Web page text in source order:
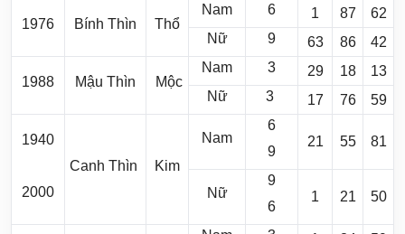
1976 Bính Thìn Thổ
Nam 6 1 87
62
Nữ
9 63 86 42
1988 Mậu Thìn Mộc
Nam 3 29 18
13
Nữ
3 17 76 59
1940
2000
Canh Thìn Kim
Nam
6
9
21 55 81
Nữ
9
6
1 21 50